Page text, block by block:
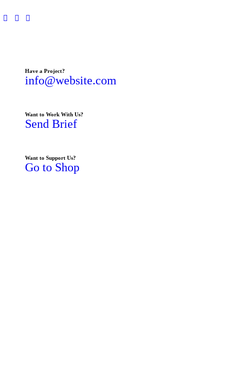
Have a Project?
info@website.com
Want to Work With Us?
Send Brief
Want to Support Us?
Go to Shop